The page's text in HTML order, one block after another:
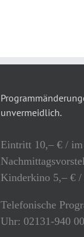
unvermeidlich.
Eintritt 10,– € /
Kinderkino 5,– € /
Telefonische
Uhr: 02131-940